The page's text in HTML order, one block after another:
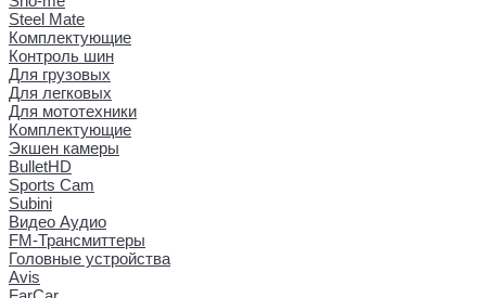
Steel Mate
Комплектующие
Контроль шин
Для грузовых
Для легковых
Для мототехники
Комплектующие
Экшен камеры
BulletHD
Sports Cam
Subini
Видео Аудио
FM-Трансмиттеры
Головные устройства
Avis